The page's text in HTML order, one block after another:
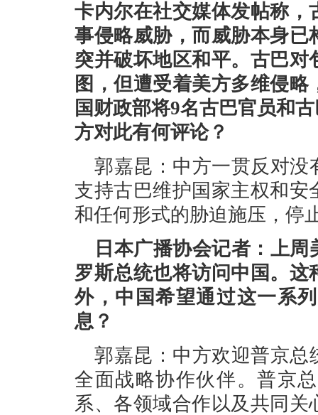
卡内尔在社交媒体发帖称
事侵略威胁，而威胁本身
突并破坏地区和平。古巴
图，但遭受着美方多维侵
国财政部将9名古巴官员和
方对此有何评论？
郭嘉昆：中方一贯反对没
支持古巴维护国家主权和
和任何形式的胁迫施压，停
日本广播协会记者：上
罗斯总统也将访问中国。
外，中国希望通过这一系
息？
郭嘉昆：中方欢迎普京总
全面战略协作伙伴。普京
系、各领域合作以及共同